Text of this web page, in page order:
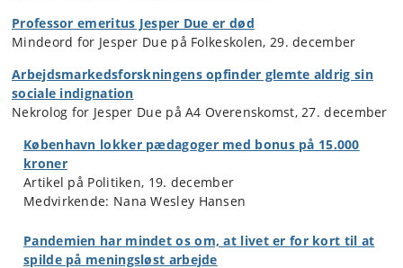
Professor emeritus Jesper Due er død
Mindeord for Jesper Due på Folkeskolen, 29. december
Arbejdsmarkedsforskningens opfinder glemte aldrig sin
sociale indignation
Nekrolog for Jesper Due på A4 Overenskomst, 27. december
København lokker pædagoger med bonus på 15.000
kroner
Artikel på Politiken, 19. december
Medvirkende: Nana Wesley Hansen
Pandemien har mindet os om, at livet er for kort til at
spilde på meningsløst arbejde